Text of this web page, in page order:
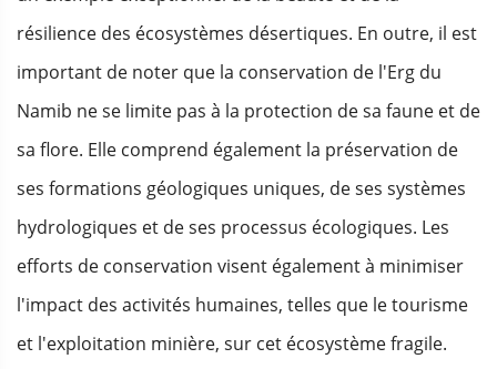
résilience des écosystèmes désertiques. En outre, il est
important de noter que la conservation de l'Erg du
Namib ne se limite pas à la protection de sa faune et de
sa flore. Elle comprend également la préservation de
ses formations géologiques uniques, de ses systèmes
hydrologiques et de ses processus écologiques. Les
efforts de conservation visent également à minimiser
l'impact des activités humaines, telles que le tourisme
et l'exploitation minière, sur cet écosystème fragile.